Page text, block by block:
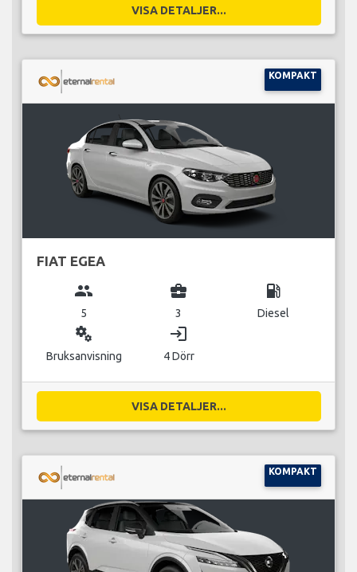
VISA DETALJER...
KOMPAKT
FIAT EGEA
group
5
business_center
3
local_gas_station
Diesel
miscellaneous_services
Bruksanvisning
login
4 Dörr
VISA DETALJER...
KOMPAKT